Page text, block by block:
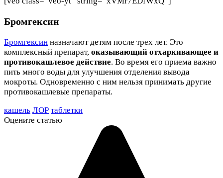
Бромгексин
Бромгексин назначают детям после трех лет. Это
комплексный препарат, оказывающий отхаркивающее и
противокашлевое действие. Во время его приема важно
пить много воды для улучшения отделения вывода
мокроты. Одновременно с ним нельзя принимать другие
противокашлевые препараты.
кашель ЛОР таблетки
Оцените статью